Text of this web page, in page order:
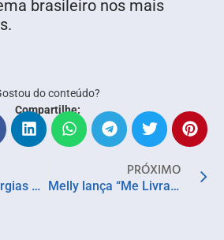
brasileiro nos mais
do conteúdo?
Compartilhe:
Mutirão de cirurgias de mão beneficia pacientes do SUS no Hospital Ortopédico do Estado da Bahia
PRÓXIMO
Melly lança “Me Livra de Todo o Mal” e dá início à nova era de seu próximo álbum